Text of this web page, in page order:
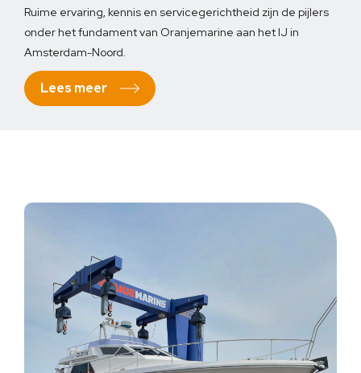
Ruime ervaring, kennis en servicegerichtheid zijn de pijlers
onder het fundament van Oranjemarine aan het IJ in
Amsterdam-Noord.
Lees meer